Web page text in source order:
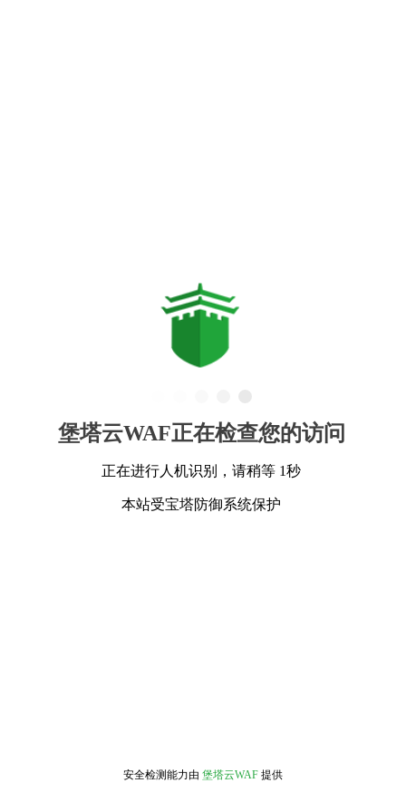
堡塔云WAF正在检查您的访问
正在进行人机识别，请稍等 1秒
本站受宝塔防御系统保护
安全检测能力由 堡塔云WAF 提供